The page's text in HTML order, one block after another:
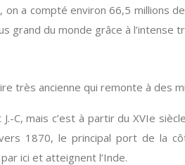
a compté environ 66,5 millions
grand du monde grâce à l’intense
très ancienne qui remonte à des
mais c’est à partir du XVIe
1870, le principal port de la
ici et atteignent l’Inde.